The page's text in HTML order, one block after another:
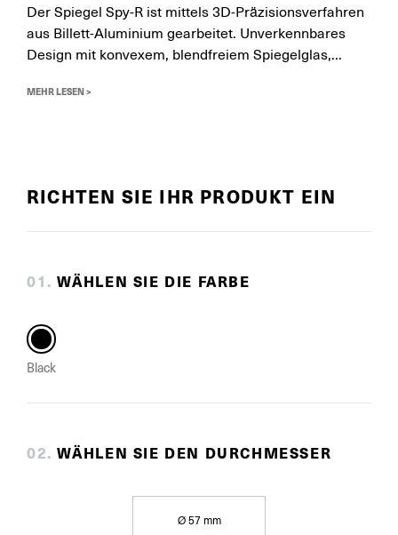
Der Spiegel Spy-R ist mittels 3D-Präzisionsverfahren
aus Billett-Aluminium gearbeitet. Unverkennbares
Design mit konvexem, blendfreiem Spiegelglas,...
MEHR LESEN >
RICHTEN SIE IHR PRODUKT EIN
01 . WÄHLEN SIE DIE FARBE
Black
02. WÄHLEN SIE DEN DURCHMESSER
Ø 57 mm